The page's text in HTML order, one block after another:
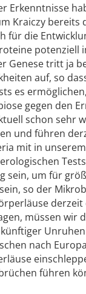
Erkenntnisse
Kraiczy bereits
für die
potenziell
Genese tritt ja
auf, so
es
gegen den
schon sehr
und führen
mit in
sein, um für
so der
müssen wir
nach
führen